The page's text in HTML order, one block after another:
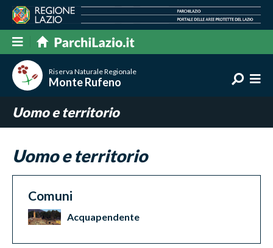
Riserva Naturale Regionale
Monte Rufeno
Uomo e territorio
Uomo e territorio
Comuni
Acquapendente